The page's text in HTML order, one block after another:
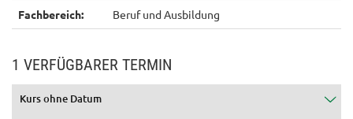
Fachbereich: Beruf und Ausbildung
1 VERFÜGBARER TERMIN
Kurs ohne Datum